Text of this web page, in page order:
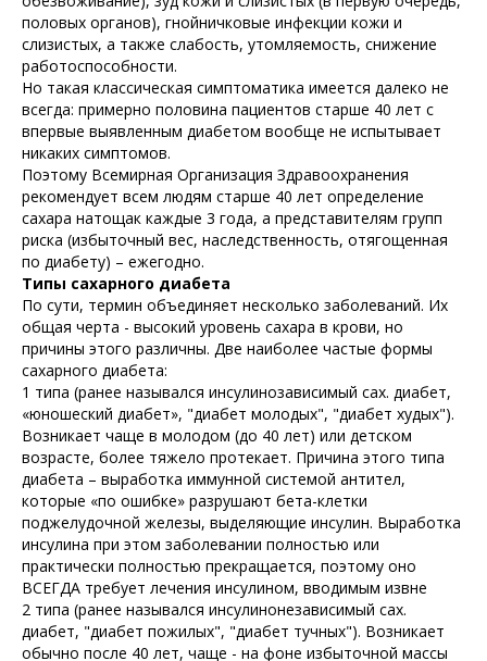
половых органов), гнойничковые инфекции кожи и
слизистых, а также слабость, утомляемость, снижение
работоспособности.
Но такая классическая симптоматика имеется далеко не
всегда: примерно половина пациентов старше 40 лет с
впервые выявленным диабетом вообще не испытывает
никаких симптомов.
Поэтому Всемирная Организация Здравоохранения
рекомендует всем людям старше 40 лет определение
сахара натощак каждые 3 года, а представителям групп
риска (избыточный вес, наследственность, отягощенная
по диабету) – ежегодно.
Типы сахарного диабета
По сути, термин объединяет несколько заболеваний. Их
общая черта - высокий уровень сахара в крови, но
причины этого различны. Две наиболее частые формы
сахарного диабета:
1 типа (ранее назывался инсулинозависимый сах. диабет,
«юношеский диабет», "диабет молодых", "диабет худых").
Возникает чаще в молодом (до 40 лет) или детском
возрасте, более тяжело протекает. Причина этого типа
диабета – выработка иммунной системой антител,
которые «по ошибке» разрушают бета-клетки
поджелудочной железы, выделяющие инсулин. Выработка
инсулина при этом заболевании полностью или
практически полностью прекращается, поэтому оно
ВСЕГДА требует лечения инсулином, вводимым извне
2 типа (ранее назывался инсулинонезависимый сах.
диабет, "диабет пожилых", "диабет тучных"). Возникает
обычно после 40 лет, чаще - на фоне избыточной массы